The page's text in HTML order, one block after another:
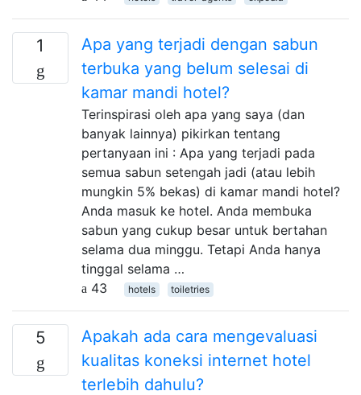
1
Apa yang terjadi dengan sabun
terbuka yang belum selesai di
kamar mandi hotel?
Terinspirasi oleh apa yang saya (dan
banyak lainnya) pikirkan tentang
pertanyaan ini : Apa yang terjadi pada
semua sabun setengah jadi (atau lebih
mungkin 5% bekas) di kamar mandi hotel?
Anda masuk ke hotel. Anda membuka
sabun yang cukup besar untuk bertahan
selama dua minggu. Tetapi Anda hanya
tinggal selama …
43
hotels toiletries
5
Apakah ada cara mengevaluasi
kualitas koneksi internet hotel
terlebih dahulu?